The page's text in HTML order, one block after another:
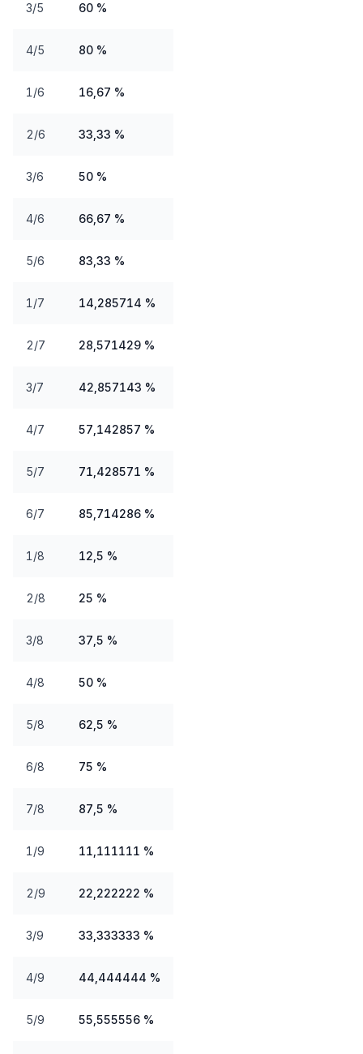
3/5 60 %
4/5 80 %
1/6 16,67 %
2/6 33,33 %
3/6 50 %
4/6 66,67 %
5/6 83,33 %
1/7 14,285714 %
2/7 28,571429 %
3/7 42,857143 %
4/7 57,142857 %
5/7 71,428571 %
6/7 85,714286 %
1/8 12,5 %
2/8 25 %
3/8 37,5 %
4/8 50 %
5/8 62,5 %
6/8 75 %
7/8 87,5 %
1/9 11,111111 %
2/9 22,222222 %
3/9 33,333333 %
4/9 44,444444 %
5/9 55,555556 %